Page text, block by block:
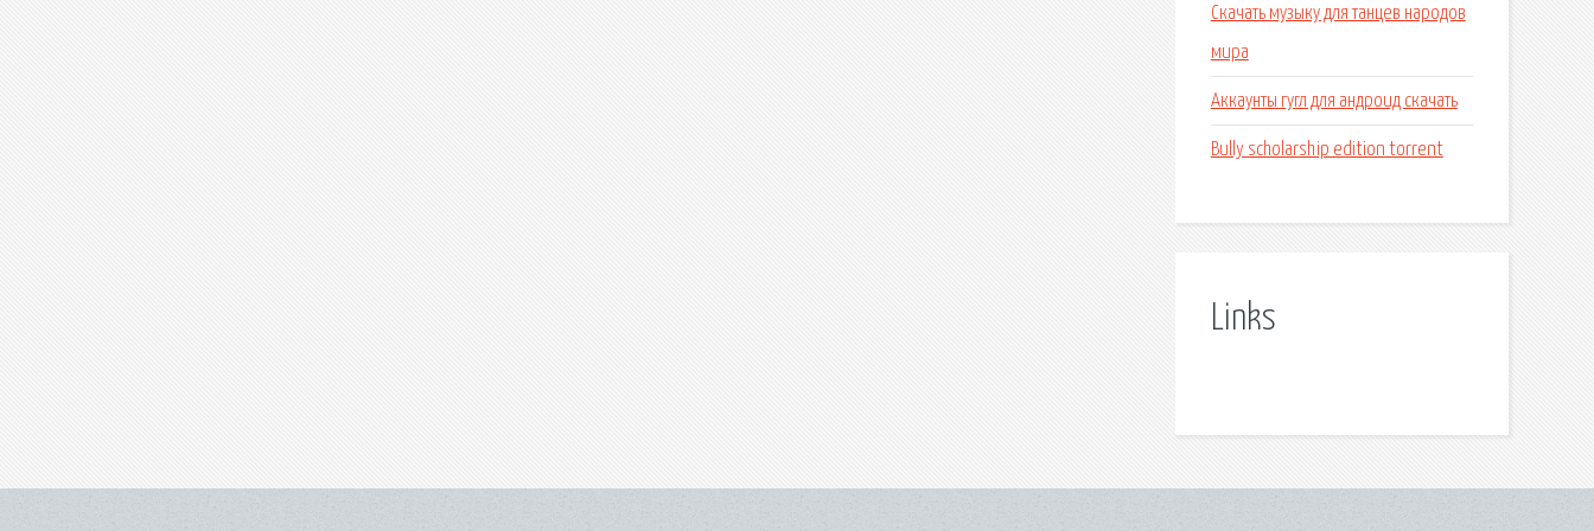
Скачать музыку для танцев народов
мира
Аккаунты гугл для андроид скачать
Bully scholarship edition torrent
Links